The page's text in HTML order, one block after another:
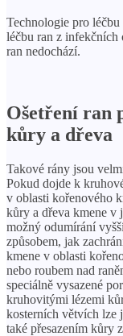
Technologie pro
léčbu ran z infekčních
ran nedochází.
Ošetření ran
kůry a dřeva
Takové rány jsou
Pokud dojde k
v oblasti kořenového
kůry a dřeva kmene v
možný odumírání
způsobem, jak
kmene v oblasti
nebo roubem nad
speciálně vysazené
kruhovitými lézemi
kosterních větvích lze
také přesazením kůry